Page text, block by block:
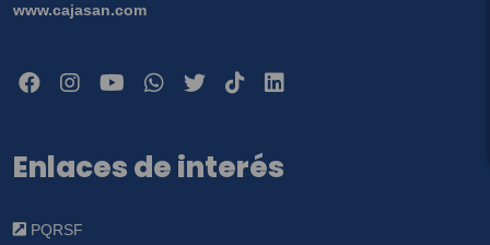
www.cajasan.com
Enlaces de interés
PQRSF